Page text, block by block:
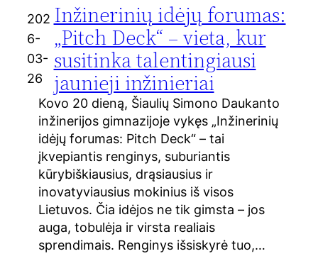
202
6-
03-
26
Inžinerinių idėjų forumas:
„Pitch Deck“ – vieta, kur
susitinka talentingiausi
jaunieji inžinieriai
Kovo 20 dieną, Šiaulių Simono Daukanto
inžinerijos gimnazijoje vykęs „Inžinerinių
idėjų forumas: Pitch Deck“ – tai
įkvepiantis renginys, suburiantis
kūrybiškiausius, drąsiausius ir
inovatyviausius mokinius iš visos
Lietuvos. Čia idėjos ne tik gimsta – jos
auga, tobulėja ir virsta realiais
sprendimais. Renginys išsiskyrė tuo,…